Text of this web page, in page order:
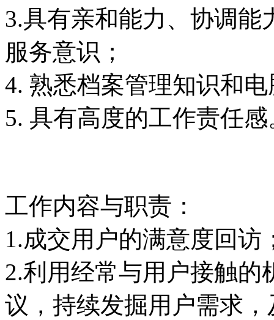
3.具有亲和能力、协调
服务意识；
4. 熟悉档案管理知识和
5. 具有高度的工作责任感
工作内容与职责：
1.成交用户的满意度回访
2.利用经常与用户接触的
议，持续发掘用户需求